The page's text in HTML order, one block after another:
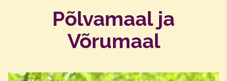
Põlvamaal ja
Võrumaal